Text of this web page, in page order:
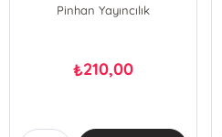
James Wager Johnson
Pinhan Yayıncılık
₺210,00